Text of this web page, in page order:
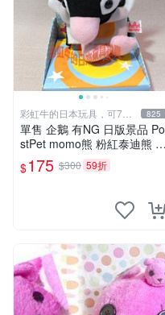
彩虹牛的日本玩具，可7取
付
825
單售 企鵝 有NG 日版景品 Po
stPet momo熊 粉紅泰迪熊 娃
娃 布偶 手指頭 娃娃
$175 $300 59折